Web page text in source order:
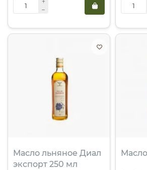
Масло льняное Диал
экспорт 250 мл